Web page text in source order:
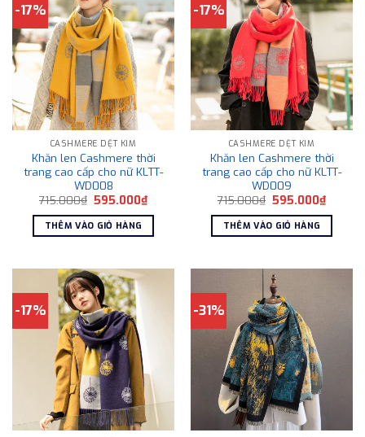
-17%
CASHMERE DỆT KIM
Khăn len Cashmere thời
trang cao cấp cho nữ KLTT-
WD008
715.000₫ Giá
là:
715.000₫.
595.000₫Giá
hiện
tại
595.000₫.
THÊM VÀO GIỎ HÀNG
-17%
CASHMERE DỆT KIM
Khăn len Cashmere thời
trang cao cấp cho nữ KLTT-
WD009
715.000₫ Giá
là:
715.000₫.
595.000₫Giá
hiện
tại
THÊM VÀO GIỎ HÀNG
-17% -31%